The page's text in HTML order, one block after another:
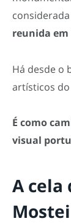
considerada
reunida
Há desde o
artísticos do
É como
visual
A cela